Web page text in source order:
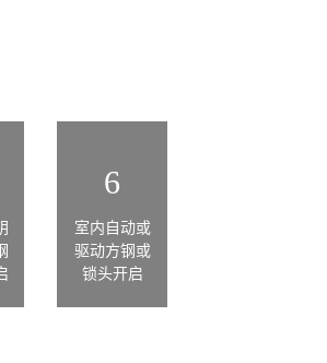
6
室内自动或
驱动方钢或
锁头开启